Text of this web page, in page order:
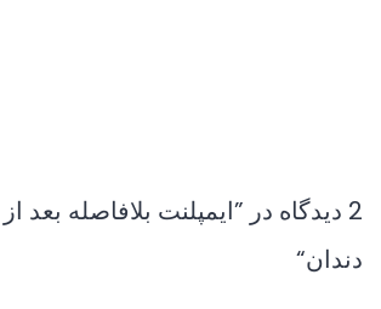
2 دیدگاه در ”
ایمپلنت بلافاصله بعد
دندان“